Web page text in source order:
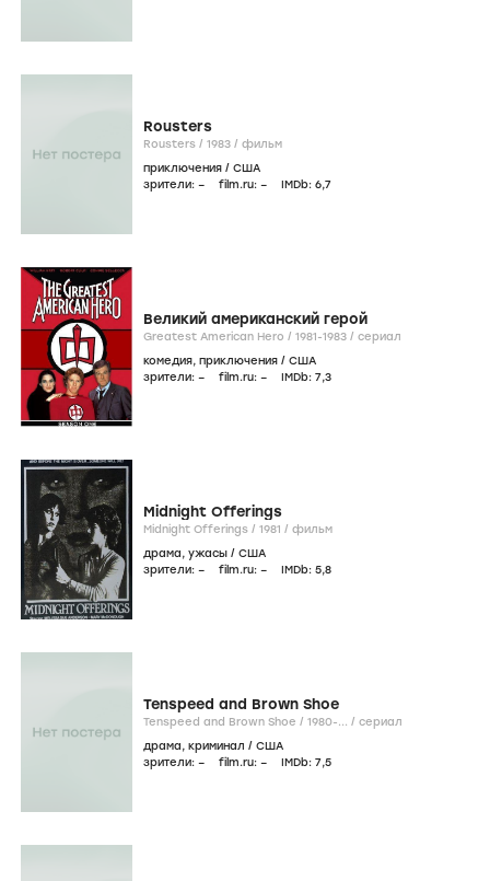
Rousters
Rousters / 1983 / фильм
приключения / США
зрители: – film.ru: – IMDb: 6,7
Великий американский герой
Greatest American Hero / 1981-1983 / сериал
комедия, приключения / США
зрители: – film.ru: – IMDb: 7,3
Midnight Offerings
Midnight Offerings / 1981 / фильм
драма, ужасы / США
зрители: – film.ru: – IMDb: 5,8
Tenspeed and Brown Shoe
Tenspeed and Brown Shoe / 1980-... / сериал
драма, криминал / США
зрители: – film.ru: – IMDb: 7,5